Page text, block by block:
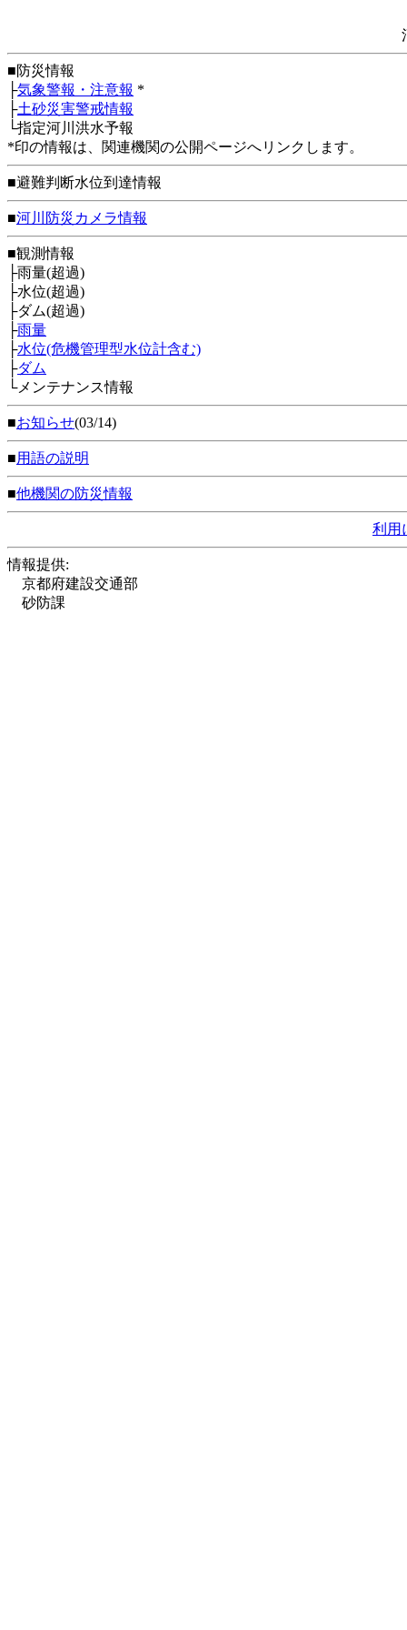
■防災情報
├気象警報・注意報 *
├土砂災害警戒情報
└指定河川洪水予報
*印の情報は、関連機関の公開ページへリンクします。
■避難判断水位到達情報
■河川防災カメラ情報
■観測情報
├雨量(超過)
├水位(超過)
├ダム(超過)
├雨量
├水位(危機管理型水位計含む)
├ダム
└メンテナンス情報
■お知らせ(03/14)
■用語の説明
■他機関の防災情報
利用
情報提供:
京都府建設交通部
砂防課